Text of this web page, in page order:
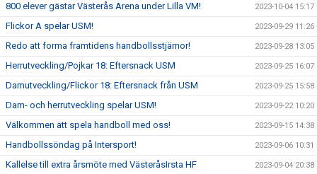
800 elever gästar Västerås Arena under Lilla VM! 2023-10-04 15:17
Flickor A spelar USM! 2023-09-29 11:26
Redo att forma framtidens handbollsstjärnor! 2023-09-28 13:05
Herrutveckling/Pojkar 18: Eftersnack USM 2023-09-25 16:07
Damutveckling/Flickor 18: Eftersnack från USM 2023-09-25 15:58
Dam- och herrutveckling spelar USM! 2023-09-22 10:20
Välkommen att spela handboll med oss! 2023-09-15 14:38
Handbollssöndag på Intersport! 2023-09-06 10:31
Kallelse till extra årsmöte med VästeråsIrsta HF 2023-09-04 20:38